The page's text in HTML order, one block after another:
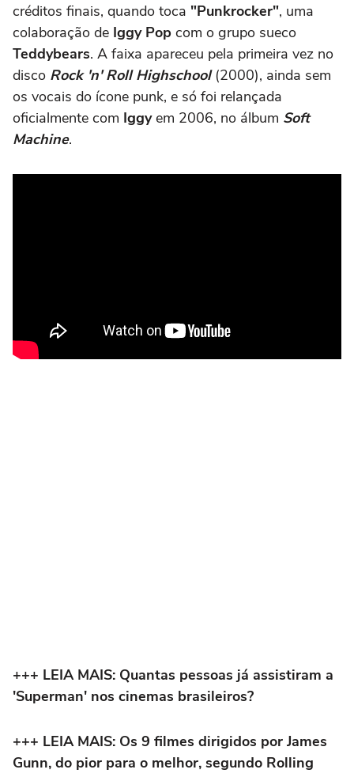
créditos finais, quando toca "Punkrocker", uma
colaboração de Iggy Pop com o grupo sueco
Teddybears. A faixa apareceu pela primeira vez no
disco Rock 'n' Roll Highschool(2000), ainda sem
os vocais do ícone punk, e só foi relançada
oficialmente com Iggyem 2006, no álbum Soft
Machine.
+++ LEIA MAIS: Quantas pessoas já assistiram a
'Superman' nos cinemas brasileiros?
+++ LEIA MAIS: Os 9 filmes dirigidos por James
Gunn, do pior para o melhor, segundo Rolling